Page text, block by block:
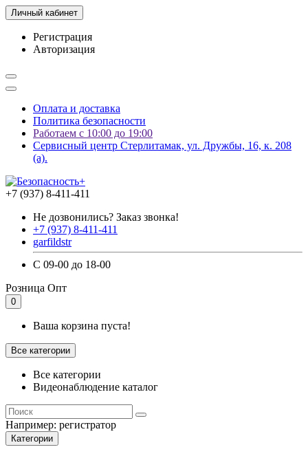
Личный кабинет
Регистрация
Авторизация
Оплата и доставка
Политика безопасности
Работаем с 10:00 до 19:00
Сервисный центр Стерлитамак, ул. Дружбы, 16, к. 208
(а).
+7 (937) 8-411-411
Не дозвонились? Заказ звонка!
+7 (937) 8-411-411
garfildstr
С 09-00 до 18-00
Розница Опт
0
Ваша корзина пуста!
Все категории
Все категории
Видеонаблюдение каталог
Например: регистратор
Категории